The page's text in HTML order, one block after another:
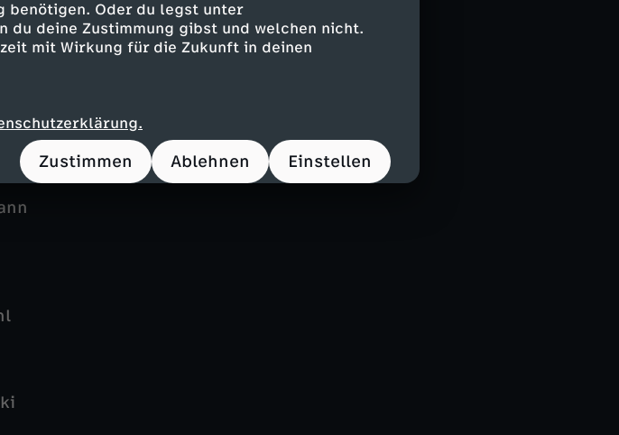
benötigen. Oder du legst unter
deine Zustimmung gibst und welchen nicht.
mit Wirkung für die Zukunft in deinen
Zustimmen Ablehnen Einstellen
von Bodenstein feststellen, dass
alle Bereiche der Taunus-Oberschicht
auch ihnen persönlich